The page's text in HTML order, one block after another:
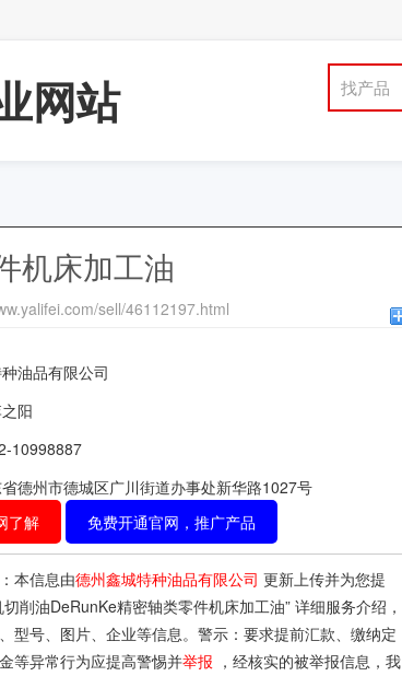
网站 找产品
机床加工油
sell/46112197.html
油品有限公司
阳
10998887
德州市德城区广川街道办事处新华路1027号
了解
免费开通官网，推广产品
本信息由德州鑫城特种油品有限公司 更新上传并为您提
切削油DeRunKe精密轴类零件机床加工油” 详细服务介绍，
型号、图片、企业等信息。警示：要求提前汇款、缴纳定
等异常行为应提高警惕并举报 ，经核实的被举报信息，我